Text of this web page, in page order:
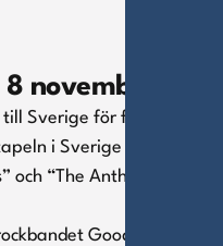
november
Sverige för första
i Sverige som
“The Anthem” live
Good Charlotte i